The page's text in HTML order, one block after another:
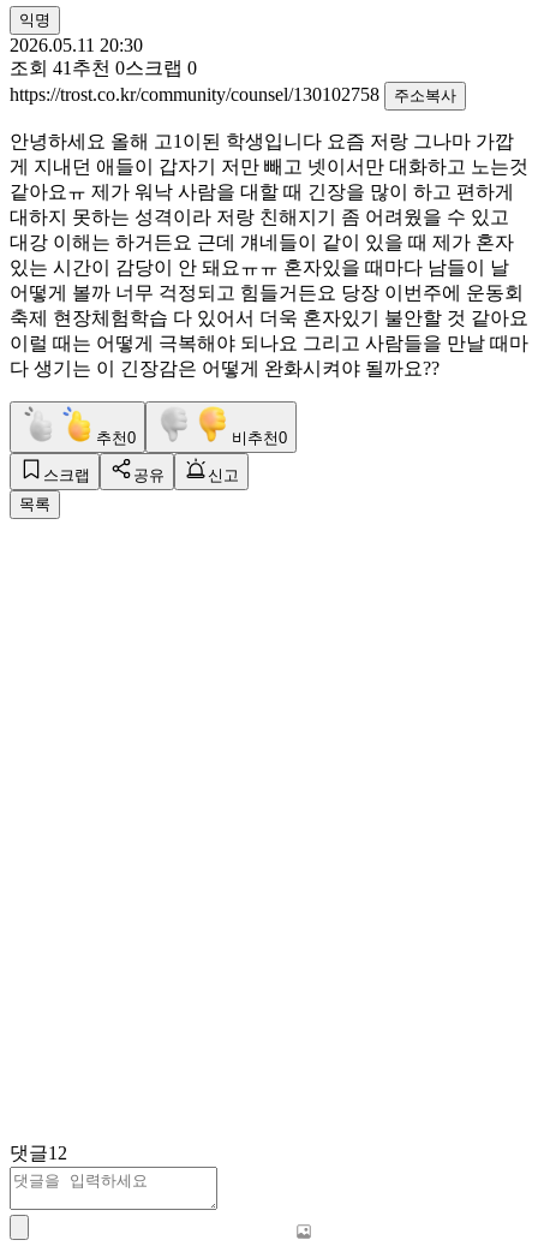
익명
2026.05.11 20:30
조회 41 추천 0스크랩 0
https://trost.co.kr/community/counsel/130102758
주소복사
안녕하세요 올해 고1이된 학생입니다 요즘 저랑 그나마 가깝
게 지내던 애들이 갑자기 저만 빼고 넷이서만 대화하고 노는것
같아요ㅠ 제가 워낙 사람을 대할 때 긴장을 많이 하고 편하게
대하지 못하는 성격이라 저랑 친해지기 좀 어려웠을 수 있고
대강 이해는 하거든요 근데 걔네들이 같이 있을 때 제가 혼자
있는 시간이 감당이 안 돼요ㅠㅠ 혼자있을 때마다 남들이 날
어떻게 볼까 너무 걱정되고 힘들거든요 당장 이번주에 운동회
축제 현장체험학습 다 있어서 더욱 혼자있기 불안할 것 같아요
이럴 때는 어떻게 극복해야 되나요 그리고 사람들을 만날 때마
다 생기는 이 긴장감은 어떻게 완화시켜야 될까요??
추천0 비추천0
스크랩 공유
신고
목록
댓글12